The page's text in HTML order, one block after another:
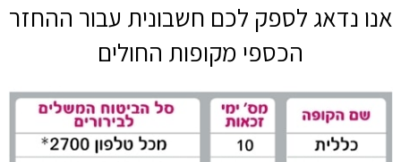
אנו נדאג לספק לכם חשבונית עבור ההחזר
הכספי מקופות החולים